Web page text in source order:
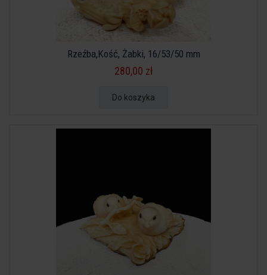
Rzeźba,Kość, Żabki, 16/53/50 mm
280,00 zł
Do koszyka